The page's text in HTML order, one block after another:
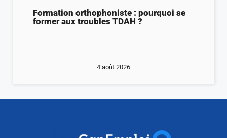
Formation orthophoniste : pourquoi se
former aux troubles TDAH ?
4 août 2026